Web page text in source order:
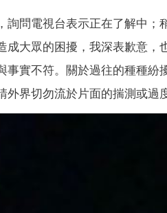
詢問電視台表示正在了解中；
成大眾的困擾，我深表歉意
事實不符。關於過往的種種
外界切勿流於片面的揣測或過